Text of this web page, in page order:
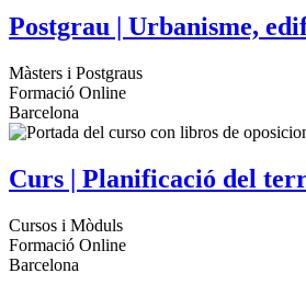
Postgrau | Urbanisme,
Màsters i Postgraus
Formació Online
Barcelona
Curs | Planificació del
Cursos i Mòduls
Formació Online
Barcelona